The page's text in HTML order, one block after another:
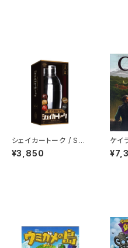
シェイカートーク / SH
AKER TALK (ボードゲ
ーム カードゲーム) 20
¥3,850
ケイ
版 (
ドゲ